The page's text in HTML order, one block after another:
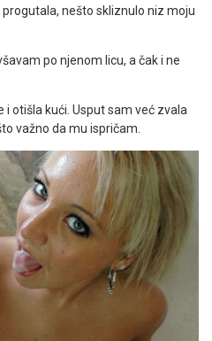
nešto skliznulo niz moju
po njenom licu, a čak i ne
i otišla kući. Usput sam već zvala
važno da mu ispričam.